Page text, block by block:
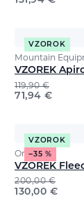
VZOROK
Mountain
VZOREK
119,90€
71,94 €
VZOROK
−35 %
Ortovox
VZOREK
200,00€
130,00 €